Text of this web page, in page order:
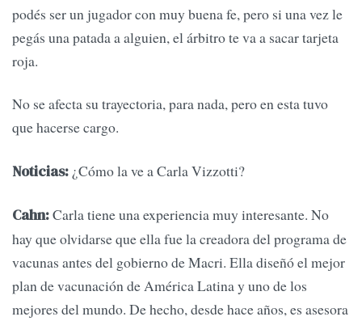
podés ser un jugador con muy buena fe, pero si una vez le
pegás una patada a alguien, el árbitro te va a sacar tarjeta
roja.
No se afecta su trayectoria, para nada, pero en esta tuvo
que hacerse cargo.
Noticias: ¿Cómo la ve a Carla Vizzotti?
Cahn:Carla tiene una experiencia muy interesante. No
hay que olvidarse que ella fue la creadora del programa de
vacunas antes del gobierno de Macri. Ella diseñó el mejor
plan de vacunación de América Latina y uno de los
mejores del mundo. De hecho, desde hace años, es asesora